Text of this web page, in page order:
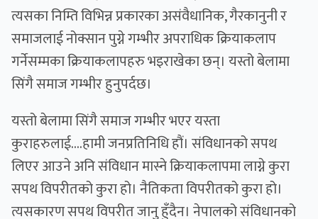
त्यसका निम्ति विभिन्न प्रकारका असंवैधानिक, गैरकानुनी र
समाजलाई नोक्सान पुग्ने गम्भीर अपराधिक क्रियाकलाप
गर्नेसम्मका क्रियाकलापहरु भइराखेका छन्। यस्तो बेलामा
सिंगै समाज गम्भीर हुनुपर्दछ।
यस्तो बेलामा सिंगै समाज गम्भीर भएर यस्ता
कुराहरुलाई....हामी जनप्रतिनिधि हौं। संविधानको सपथ
लिएर आउने अनि संविधान मास्ने क्रियाकलापमा लाग्ने कुरा
सपथ विपरीतको कुरा हो। नैतिकता विपरीतको कुरा हो।
त्यसकारण सपथ विपरीत जानु हुँदैन। नेपालको संविधानको